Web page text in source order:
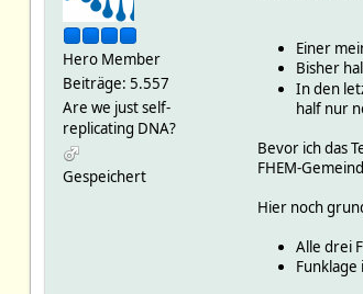
Hero Member
Beiträge: 5.557
Are we just self-
replicating DNA?
Gespeichert
Einer
Bisher
In den
half nur
Bevor ich das
FHEM-
Hier noch
Alle drei
Funklage